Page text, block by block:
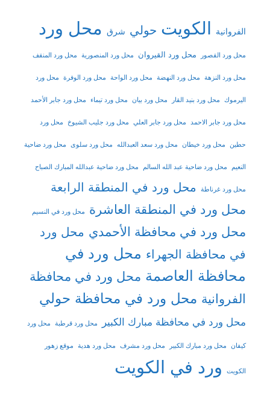
الفروانية الكويت حولي شرق محل ورد
محل ورد القصور محل ورد القيروان محل ورد المنصورية محل ورد المنقف
محل ورد النزهة محل ورد النهضة محل ورد الواحة محل ورد الوفرة محل ورد
اليرموك محل ورد بنيد القار محل ورد بيان محل ورد تيماء محل ورد جابر الأحمد
محل ورد جابر الاحمد محل ورد جابر العلي محل ورد جليب الشيوخ محل ورد
حطين محل ورد خيطان محل ورد سعد العبدالله محل ورد سلوى محل ورد ضاحية
النعيم محل ورد ضاحية عبد الله السالم محل ورد ضاحية عبدالله المبارك الصباح
محل ورد غرناطة
محل ورد في المنطقة الرابعة
محل ورد في المنطقة العاشرة
محل ورد في النسيم
محل ورد في محافظة الأحمدي محل ورد
في محافظة الجهراء محل ورد في
محافظة العاصمة محل ورد في محافظة
الفروانية محل ورد في محافظة حولي
محل ورد في محافظة مبارك الكبير محل ورد قرطبة محل ورد
كيفان محل ورد مبارك الكبير محل ورد مشرف محل ورد هدية موقع زهور
الكويت ورد في الكويت